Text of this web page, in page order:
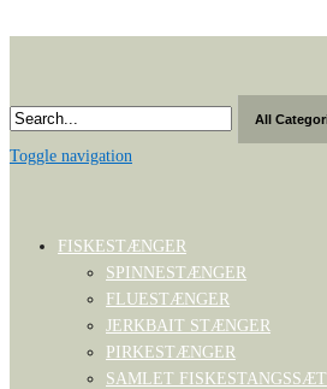
content
Toggle navigation
FISKESTÆNGER
SPINNESTÆNGER
FLUESTÆNGER
JERKBAIT STÆNGER
PIRKESTÆNGER
SAMLET FISKESTANGSSÆT